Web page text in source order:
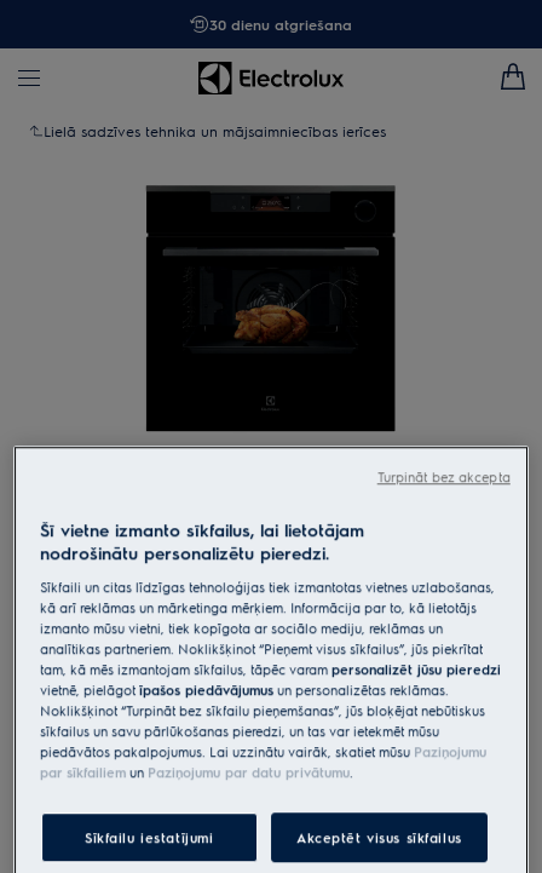
30 dienu atgriešana
Lielā sadzīves tehnika un mājsaimniecības ierīces
Cepeškrāsns 700.sērijas
„SteamCrisp“ , ar pirolīzi ar
termozondi
4.9 (1389)
Ražojuma informācijas lapa
Priekšrocības
temperatūras, tādēļ tas nav sauss.
gaļas cepšanai.
Pirolītiskā tīrīšana pārvērš taukvielas un ēdienu atliekas pelnos.
Šī vietne izmanto sīkfailus, lai lietotājam
nodrošinātu personalizētu pieredzi.
Sīkfaili un citas līdzīgas tehnoloģijas tiek izmantotas vietnes uzlabošanas,
kā arī reklāmas un mārketinga mērķiem. Informācija par to, kā lietotājs
izmanto mūsu vietni, tiek kopīgota ar sociālo mediju, reklāmas un
analītikas partneriem. Noklikšķinot “Pieņemt visus sīkfailus”, jūs piekrītat
tam, kā mēs izmantojam sīkfailus, tāpēc varampersonalizēt jūsu pieredzi
vietnē, pielāgotīpašos piedāvājumus un personalizētas reklāmas.
Noklikšķinot “Turpināt bez sīkfailu pieņemšanas”, jūs bloķējat nebūtiskus
sīkfailus un savu pārlūkošanas pieredzi, un tas var ietekmēt mūsu
piedāvātos pakalpojumus. Lai uzzinātu vairāk, skatiet mūsu Paziņojumu
par sīkfailiem un Paziņojumu par datu privātumu.
Sīkfailu iestatījumi Akceptēt visus sīkfailus
Turpināt bez akcepta